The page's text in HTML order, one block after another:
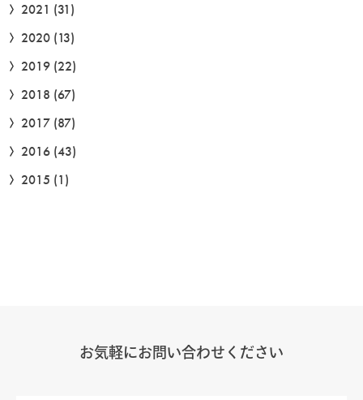
2021 (31)
2020 (13)
2019 (22)
2018 (67)
2017 (87)
2016 (43)
2015 (1)
お気軽にお問い合わせください